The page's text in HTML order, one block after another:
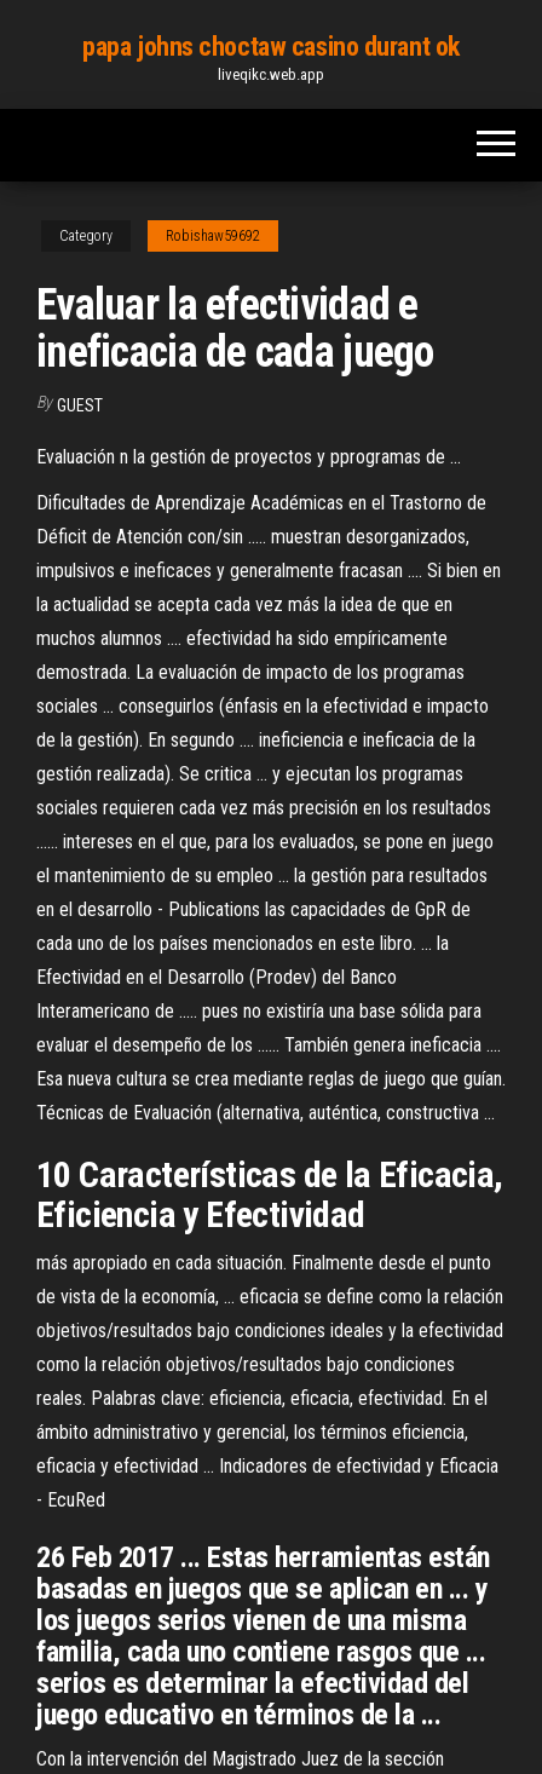
content
papa johns choctaw casino durant ok
liveqikc.web.app
Category Robishaw59692
Evaluar la efectividad e
ineficacia de cada juego
By GUEST
Evaluación n la gestión de proyectos y pprogramas de ...
Dificultades de Aprendizaje Académicas en el Trastorno de
Déficit de Atención con/sin ..... muestran desorganizados,
impulsivos e ineficaces y generalmente fracasan .... Si bien en
la actualidad se acepta cada vez más la idea de que en
muchos alumnos .... efectividad ha sido empíricamente
demostrada. La evaluación de impacto de los programas
sociales ... conseguirlos (énfasis en la efectividad e impacto
de la gestión). En segundo .... ineficiencia e ineficacia de la
gestión realizada). Se critica ... y ejecutan los programas
sociales requieren cada vez más precisión en los resultados
...... intereses en el que, para los evaluados, se pone en juego
el mantenimiento de su empleo ... la gestión para resultados
en el desarrollo - Publications las capacidades de GpR de
cada uno de los países mencionados en este libro. ... la
Efectividad en el Desarrollo (Prodev) del Banco
Interamericano de ..... pues no existiría una base sólida para
evaluar el desempeño de los ...... También genera ineficacia ....
Esa nueva cultura se crea mediante reglas de juego que guían.
Técnicas de Evaluación (alternativa, auténtica, constructiva ...
10 Características de la Eficacia,
Eficiencia y Efectividad
más apropiado en cada situación. Finalmente desde el punto
de vista de la economía, ... eficacia se define como la relación
objetivos/resultados bajo condiciones ideales y la efectividad
como la relación objetivos/resultados bajo condiciones
reales. Palabras clave: eficiencia, eficacia, efectividad. En el
ámbito administrativo y gerencial, los términos eficiencia,
eficacia y efectividad ... Indicadores de efectividad y Eficacia
- EcuRed
26 Feb 2017 ... Estas herramientas están
basadas en juegos que se aplican en ... y
los juegos serios vienen de una misma
familia, cada uno contiene rasgos que ...
serios es determinar la efectividad del
juego educativo en términos de la ...
Con la intervención del Magistrado Juez de la sección